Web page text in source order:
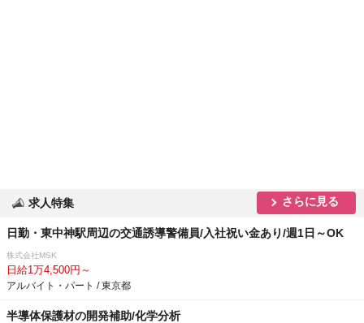
求人特集 さらに見る
日勤・東中神駅周辺の交通誘導警備員/入社祝い金あり/週1日～OK
株式会社MSK
日給1万4,500円～
アルバイト・パート / 東京都
半導体保護材の開発補助/化学分析